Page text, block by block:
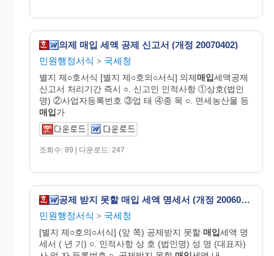
의제 매입 세액 공제 신고서 (개정 20070402)
민원행정서식 > 국세청
별지 제○호서식 [별지 제○호의○서식] 의제매입세액공제
신고서 처리기간 즉시 ○. 신고인 인적사항 ①상호(법인
명) ②사업자등록번호 ③업 태 ④종 목 ○. 면세농산물 등
매입가
조회수: 89 | 다운로드: 247
공제 받지 못할 매입 세액 명세서 (개정 20060401)
민원행정서식 > 국세청
[별지 제○호의○서식] (앞 쪽) 공제받지 못할 매입세액 명
세서 ( 년 기) ○. 인적사항 상 호 (법인명) 성 명 (대표자)